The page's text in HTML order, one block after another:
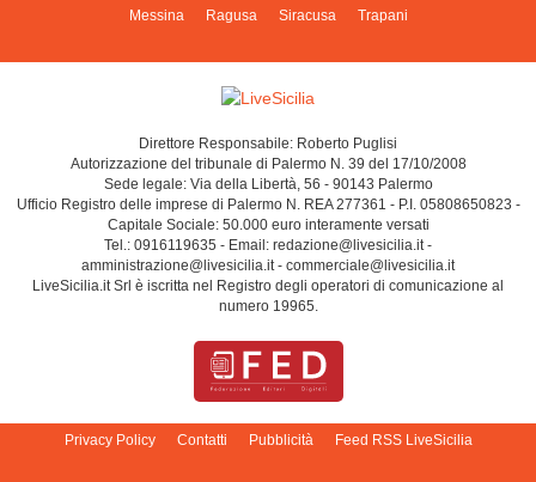
Messina Ragusa Siracusa Trapani
Direttore Responsabile: Roberto Puglisi
Autorizzazione del tribunale di Palermo N. 39 del 17/10/2008
Sede legale: Via della Libertà, 56 - 90143 Palermo
Ufficio Registro delle imprese di Palermo N. REA 277361 - P.I. 05808650823 -
Capitale Sociale: 50.000 euro interamente versati
Tel.: 0916119635 - Email: redazione@livesicilia.it -
amministrazione@livesicilia.it - commerciale@livesicilia.it
LiveSicilia.it Srl è iscritta nel Registro degli operatori di comunicazione al
numero 19965.
Privacy Policy Contatti Pubblicità Feed RSS LiveSicilia